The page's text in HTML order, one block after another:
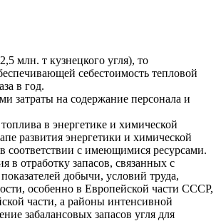
млн. т кузнецкого угля), то
себестоимость тепловой
в год.
затраты на содержание персонала и
в энергетике и химической
развития энергетики и химической
соответствии с имеющимися ресурсами.
в отработку запасов, связанных с
добычи, условий труда,
особенно в Европейской части СССР,
части, а районы интенсивной
забалансовых запасов угля для